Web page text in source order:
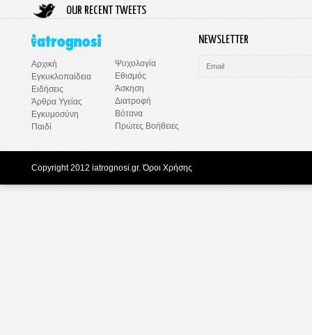
OUR RECENT TWEETS
Αρχική
Εγκυκλοπαίδεια
Ειδήσεις
Άρθρα Υγείας
Εγκυμοσύνη
Παιδί
Ψυχολογία
Εθισμός
Άσκηση
Διατροφή
Βότανα
Πρώτες Βοήθειες
NEWSLETTER
Copyright 2012 iatrognosi.gr.Όροι Χρήσης